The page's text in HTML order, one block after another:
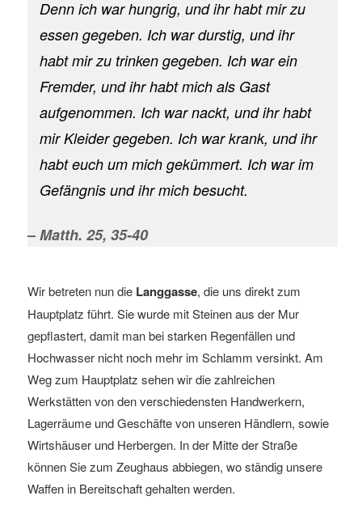
Denn ich war hungrig, und ihr habt mir zu
essen gegeben. Ich war durstig, und ihr
habt mir zu trinken gegeben. Ich war ein
Fremder, und ihr habt mich als Gast
aufgenommen. Ich war nackt, und ihr habt
mir Kleider gegeben. Ich war krank, und ihr
habt euch um mich gekümmert. Ich war im
Gefängnis und ihr mich besucht.
–Matth. 25, 35-40
Wir betreten nun die Langgasse, die uns direkt zum
Hauptplatz führt. Sie wurde mit Steinen aus der Mur
gepflastert, damit man bei starken Regenfällen und
Hochwasser nicht noch mehr im Schlamm versinkt. Am
Weg zum Hauptplatz sehen wir die zahlreichen
Werkstätten von den verschiedensten Handwerkern,
Lagerräume und Geschäfte von unseren Händlern, sowie
Wirtshäuser und Herbergen. In der Mitte der Straße
können Sie zum Zeughaus abbiegen, wo ständig unsere
Waffen in Bereitschaft gehalten werden.